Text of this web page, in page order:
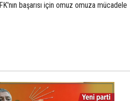
başarısı için omuz omuza mücadele